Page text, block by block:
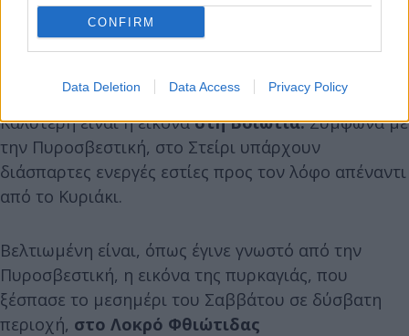
CONFIRM
Data Deletion Data Access Privacy Policy
Δυνάμεων ενώ από το πρώτο φως της ημέρας
ξεκίνησαν τις ρίψεις νερού 4 αεροσκάφη και 3
Καλύτερη είναι η εικόναστη Βοιωτία.Σύμφωνα με
την Πυροσβεστική, στο Στείρι υπάρχουν
διάσπαρτες ενεργές εστίες προς τον λόφο απέναντι
από το Κυριάκι.
Βελτιωμένη είναι, όπως έγινε γνωστό από την
Πυροσβεστική, η εικόνα της πυρκαγιάς, που
ξέσπασε το μεσημέρι του Σαββάτου σε δύσβατη
περιοχή, στο Λοκρό Φθιώτιδας